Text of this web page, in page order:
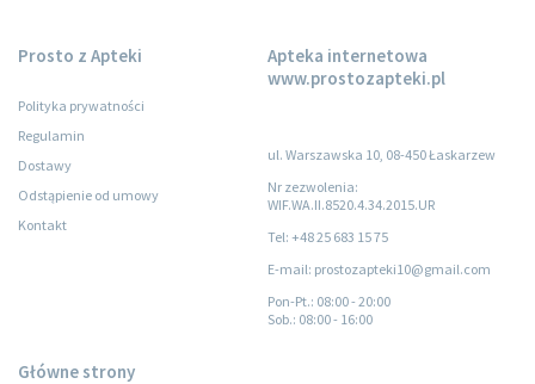
Prosto z Apteki
Polityka prywatności
Regulamin
Dostawy
Odstąpienie od umowy
Kontakt
Apteka internetowa
www.prostozapteki.pl
ul. Warszawska 10, 08-450 Łaskarzew
Nr zezwolenia:
WIF.WA.II.8520.4.34.2015.UR
Tel: +48 25 683 15 75
E-mail: prostozapteki10@gmail.com
Pon-Pt.: 08:00 - 20:00
Sob.: 08:00 - 16:00
Główne strony